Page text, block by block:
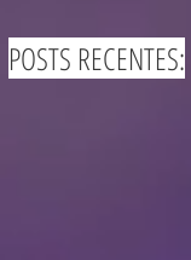
POSTS RECENTES: